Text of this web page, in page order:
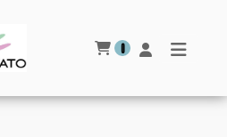
0